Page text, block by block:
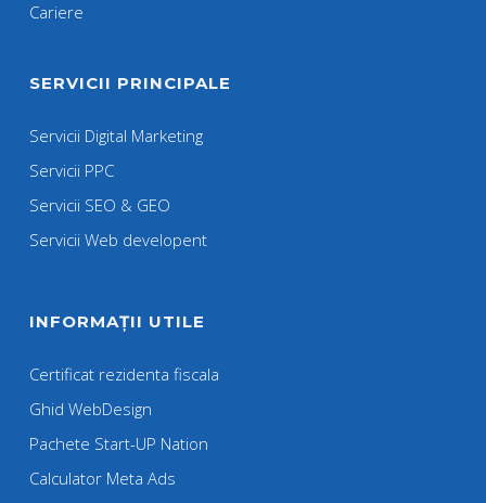
Cariere
SERVICII PRINCIPALE
Servicii Digital Marketing
Servicii PPC
Servicii SEO & GEO
Servicii Web developent
INFORMAȚII UTILE
Certificat rezidenta fiscala
Ghid WebDesign
Pachete Start-UP Nation
Calculator Meta Ads